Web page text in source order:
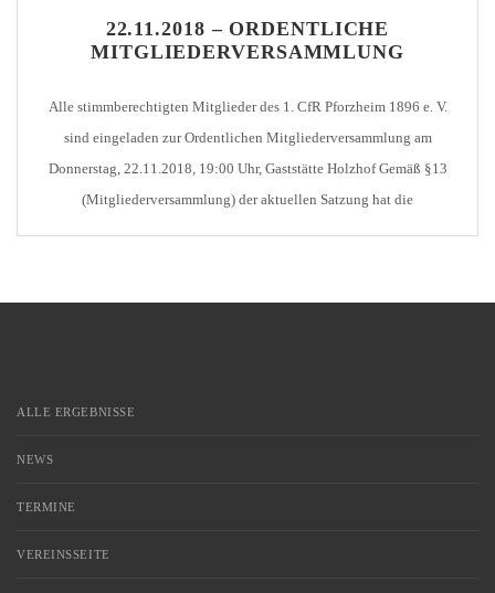
22.11.2018 – ORDENTLICHE
MITGLIEDERVERSAMMLUNG
Alle stimmberechtigten Mitglieder des 1. CfR Pforzheim 1896 e. V.
sind eingeladen zur Ordentlichen Mitgliederversammlung am
Donnerstag, 22.11.2018, 19:00 Uhr, Gaststätte Holzhof Gemäß §13
(Mitgliederversammlung) der aktuellen Satzung hat die
ALLE ERGEBNISSE
NEWS
TERMINE
VEREINSSEITE